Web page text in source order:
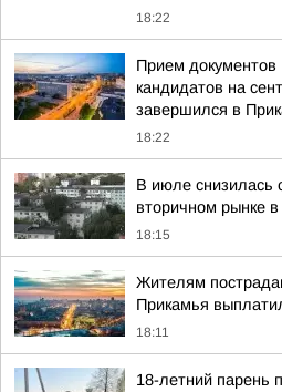
18:22
Прием документов
кандидатов на
завершился в
18:22
В июле снизилась
вторичном рынке
18:15
Жителям
Прикамья
18:11
18-летний парень